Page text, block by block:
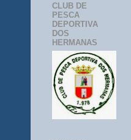
CLUB DE
PESCA
DEPORTIVA
DOS
HERMANAS